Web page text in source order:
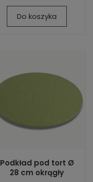
Do koszyka
Podkład pod tort Ø
28 cm okrągły